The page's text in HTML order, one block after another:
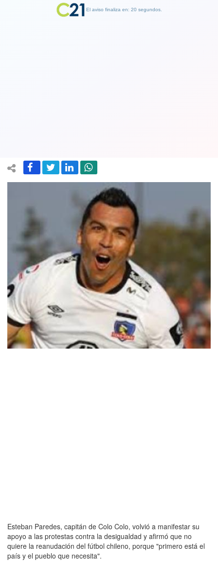
Esteban Paredes, capitán de Colo Colo, volvió a manifestar su
apoyo a las protestas contra la desigualdad y afirmó que no
quiere la reanudación del fútbol chileno, porque "primero está el
país y el pueblo que necesita".
El aviso finaliza en: 19 segundos.